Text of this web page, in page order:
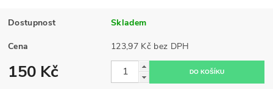
Dostupnost Skladem
Cena 123,97 Kč bez DPH
150 Kč